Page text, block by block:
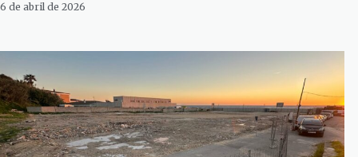
6 de abril de 2026